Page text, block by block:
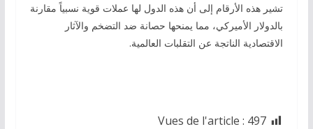
تشير هذه الأرقام إلى أن هذه الدول لها عملات قوية نسبياً مقارنة
بالدولار الأميركي، مما يمنحها حصانة ضد التضخم والآثار
الاقتصادية الناتجة عن التقلبات العالمية.
Vues de l'article : 497